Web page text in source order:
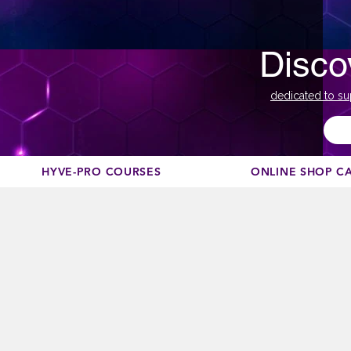
dedicated to
HYVE-PRO COURSES ONLINE SHOP